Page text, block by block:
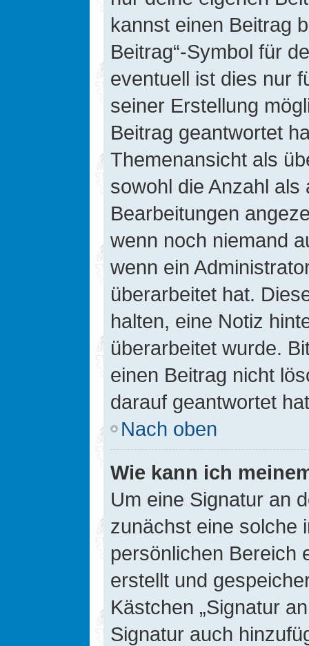
kannst einen Beitrag
Beitrag“-Symbol für
eventuell ist dies nur
seiner Erstellung
Beitrag geantwortet
Themenansicht als
sowohl die Anzahl
Bearbeitungen
wenn noch niemand
wenn ein
überarbeitet hat.
halten, eine Notiz
überarbeitet wurde.
einen Beitrag nicht
darauf geantwortet
Nach oben
Wie kann ich
Um eine Signatur an
zunächst eine solche
persönlichen Bereich
erstellt und
Kästchen „Signatur
Signatur auch